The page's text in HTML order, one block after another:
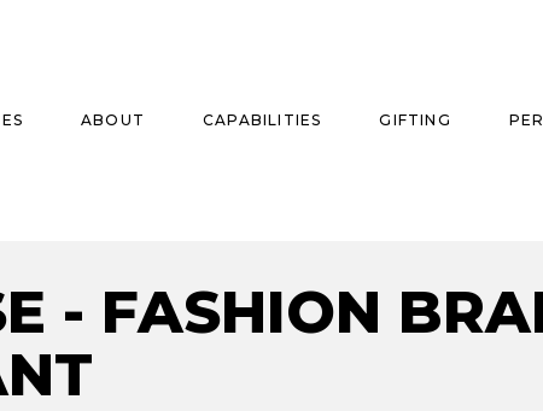
ABOUT CAPABILITIES GIFTING
- FASHION